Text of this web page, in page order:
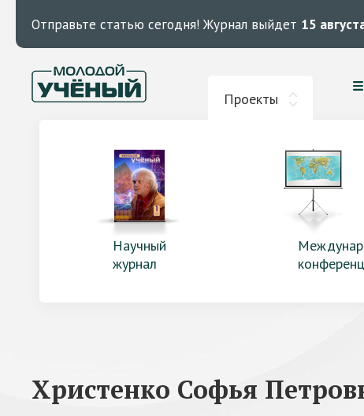
Отправьте статью сегодня! Журнал выйдет 15
Проекты
Научный
журнал
Христенко Софья